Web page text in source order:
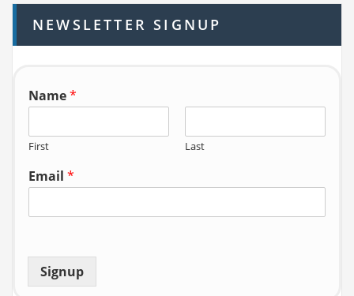
h
f
o
NEWSLETTER SIGNUP
Name*
First Last
Email *
Signup